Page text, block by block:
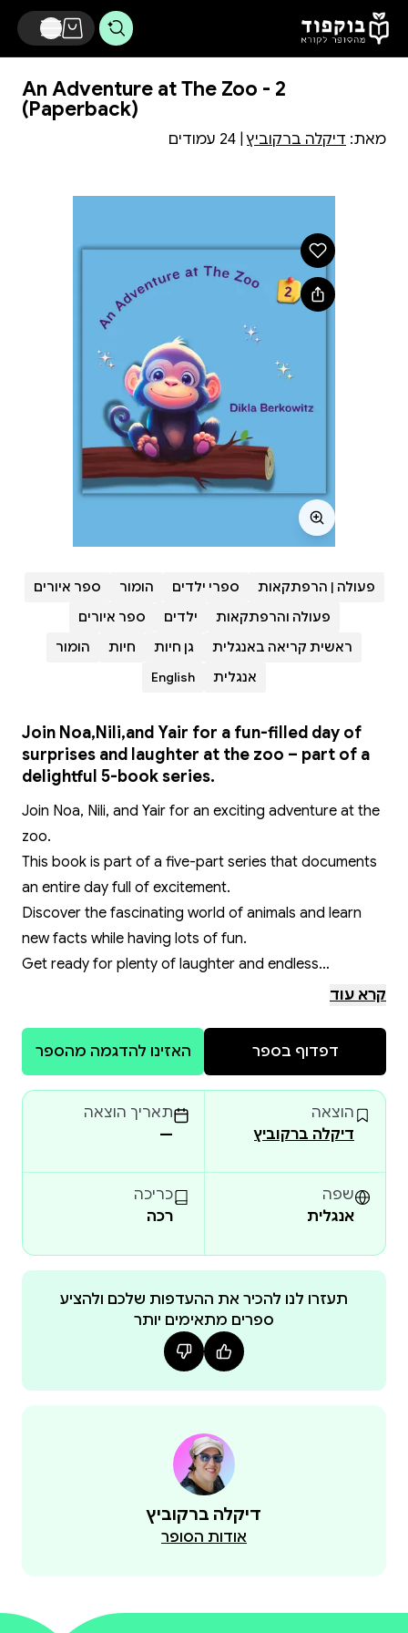
דלג לתוכן הראשי
An Adventure at The Zoo - 2
(Paperback)
מאת: דיקלה ברקוביץ| 24 עמודים
פעולה | הרפתקאות ספרי ילדים הומור
ספר איורים
פעולה והרפתקאות
ילדים
ספר איורים
ראשית קריאה באנגלית
גן חיות חיות
הומור
אנגלית
English
Join Noa,Nili,and Yair for a fun-filled day of
surprises and laughter at the zoo – part of a
delightful 5-book series.
Join Noa, Nili, and Yair for an exciting adventure at the
zoo.
This book is part of a five-part series that documents
an entire day full of excitement.
Discover the fascinating world of animals and learn
new facts while having lots of fun.
Get ready for plenty of laughter and endless
הספר מגיע עם כריכה רכה ודפי כרומו - להתאמה
Paperback with Chrome paper - printed and delivered
only in Israel
הספר ניתן לקניה כחלק מהסט השלם במחיר מבצע -
כאן באתר
💖 Special Deal 💖
Grab the whole set at a sweet price – only here
התמונות בצד הן מתוך הספר בכריכה קשה.
The images on the side are from the Hardcover
דיגיטלית ,
קרא עוד
דפדוף בספר האזינו להדגמה מהספר
הוצאה
דיקלה ברקוביץ
תאריך הוצאה
—
שפה
אנגלית
כריכה
רכה
תעזרו לנו להכיר את ההעדפות שלכם ולהציע
ספרים מתאימים יותר
דיקלה ברקוביץ
אודות הסופר